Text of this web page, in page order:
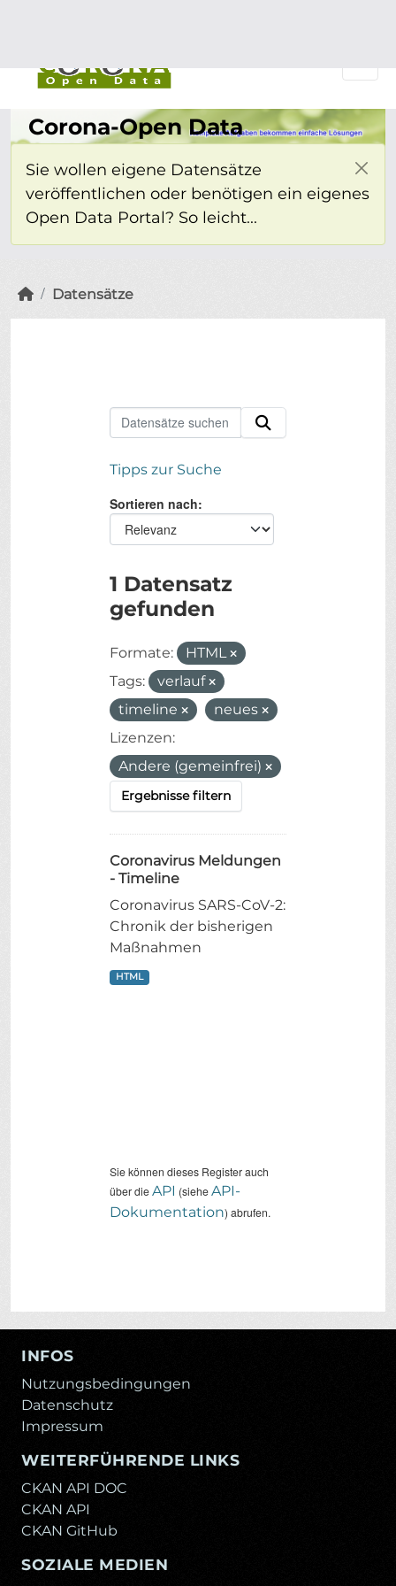
Corona-Open Data
Sie wollen eigene Datensätze
veröffentlichen oder benötigen ein eigenes
Open Data Portal? So leicht...
Datensätze
Tipps zur Suche
Sortieren nach
1 Datensatz
gefunden
Formate:
HTML
Tags:
verlauf
timeline
neues
Lizenzen:
Andere (gemeinfrei)
Ergebnisse filtern
Coronavirus Meldungen
- Timeline
Coronavirus SARS-CoV-2:
Chronik der bisherigen
Maßnahmen
HTML
Sie können dieses Register auch
über dieAPI (sieheAPI-
Dokumentation) abrufen.
INFOS
Nutzungsbedingungen
Datenschutz
Impressum
WEITERFÜHRENDE LINKS
CKAN API DOC
CKAN API
CKAN GitHub
SOZIALE MEDIEN